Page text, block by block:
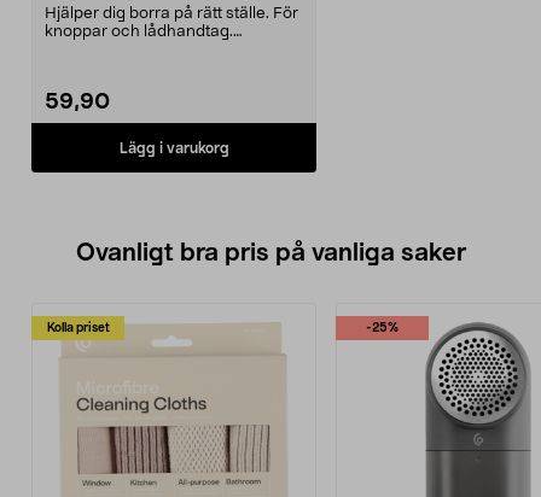
Hjälper dig borra på rätt ställe. För
knoppar och lådhandtag.
59,90
Lägg i varukorg
Ovanligt bra pris på vanliga saker
Kolla priset -25%